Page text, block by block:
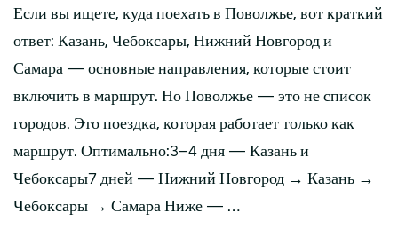
Если вы ищете, куда поехать в Поволжье, вот краткий
ответ: Казань, Чебоксары, Нижний Новгород и
Самара — основные направления, которые стоит
включить в маршрут. Но Поволжье — это не список
городов. Это поездка, которая работает только как
маршрут. Оптимально:3–4 дня — Казань и
Чебоксары7 дней — Нижний Новгород → Казань →
Чебоксары → Самара Ниже — …